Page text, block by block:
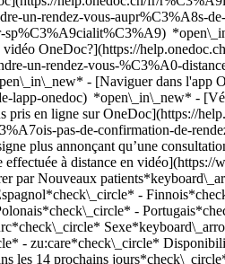
un-rendez-vous-
vidéo OneDoc?](https://
un-rendez-vous-%C3%A0-
- [Naviguer dans
lapp-onedoc) *open\_in\_new* - [Vérifier qu'un rendez-vous est confirmé](https://help.onedoc.ch/fr/v%C3%A9rifier-quun-rendez-vous-est-confirm%C3%A9) *open\_in\_new* - [Annuler un rendez-vous pris en ligne sur OneDoc](https://help.onedoc.ch/fr/annuler-un-rendez-vous-pris-en-ligne-sur-onedoc) *open\_in\_new* - [Je ne reçois pas de confirmation de rendez-vous](https://help.onedoc.ch/fr/je-ne-re%C3%A7ois-pas-de-confirmation-de-rendez-vous) *open\_in\_new* [Voir tous nos articles *open\_in\_new*](https://help.onedoc.ch/fr/) close ## Modifier